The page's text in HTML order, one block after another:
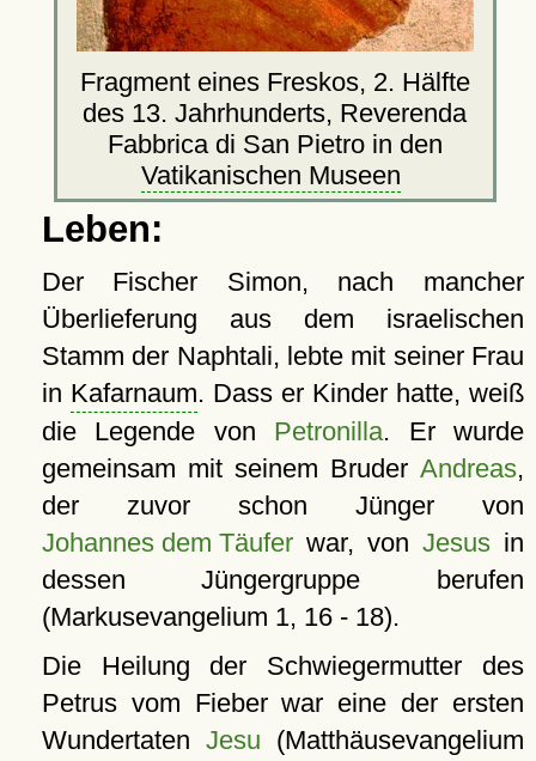
Fragment eines Freskos, 2. Hälfte
des 13. Jahrhunderts, Reverenda
Fabbrica di San Pietro in den
Vatikanischen Museen
Leben:
Der Fischer Simon, nach mancher
Überlieferung aus dem israelischen
Stamm der Naphtali, lebte mit seiner Frau
in Kafarnaum. Dass er Kinder hatte, weiß
die Legende von Petronilla. Er wurde
gemeinsam mit seinem Bruder Andreas,
der zuvor schon Jünger von
Johannes dem Täuferwar, von Jesusin
dessen Jüngergruppe berufen
(Markusevangelium 1, 16 - 18).
Die Heilung der Schwiegermutter des
Petrus vom Fieber war eine der ersten
Wundertaten Jesu (Matthäusevangelium